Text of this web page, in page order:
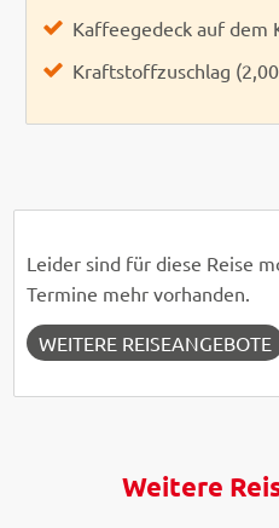
Kaffeegedeck auf dem
Kraftstoffzuschlag
Leider sind für diese Reise
Termine mehr vorhanden.
WEITERE REISEANGEBOTE
Weitere